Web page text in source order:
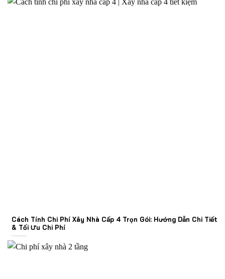
Cách Tính Chi Phí Xây Nhà Cấp 4 Trọn Gói: Hướng Dẫn Chi Tiết
& Tối Ưu Chi Phí